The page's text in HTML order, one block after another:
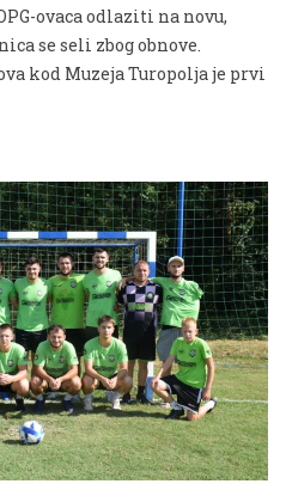
ovaca odlaziti na novu,
se seli zbog obnove.
kod Muzeja Turopolja je prvi